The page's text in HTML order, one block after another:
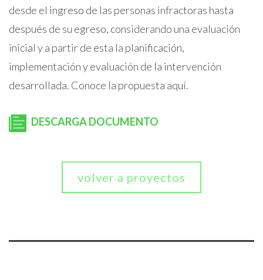
desde el ingreso de las personas infractoras hasta
después de su egreso, considerando una evaluación
inicial y a partir de esta la planificación,
implementación y evaluación de la intervención
desarrollada. Conoce la propuesta aquí.
DESCARGA DOCUMENTO
volver a proyectos